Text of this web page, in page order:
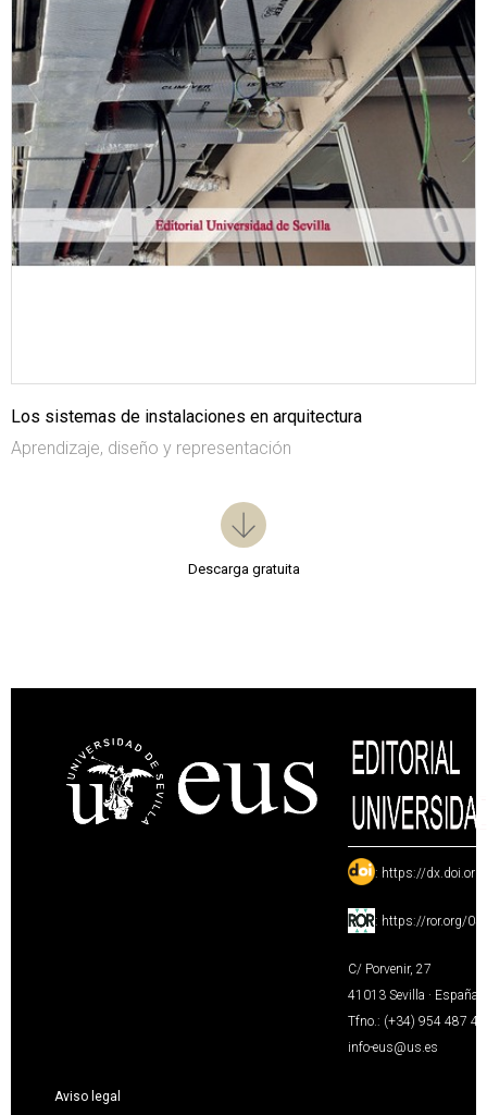
Los sistemas de instalaciones en arquitectura
Aprendizaje, diseño y representación
Descarga gratuita
: https://
: https://ror.org/
C/ Porvenir, 27
41013 Sevilla · España
Tfno.: (+34) 954 487
info-eus@us.es
Aviso legal